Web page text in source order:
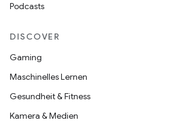
Podcasts
DISCOVER
Gaming
Maschinelles Lernen
Gesundheit & Fitness
Kamera & Medien